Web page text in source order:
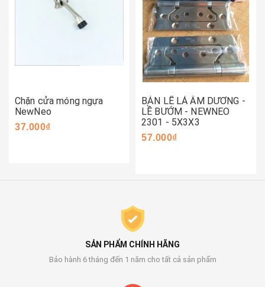
Chặn cửa móng ngựa
NewNeo
37.000₫
BẢN LỀ LÁ ÂM DƯƠNG -
LỀ BƯỚM - NEWNEO
2301 - 5X3X3
57.000₫
SẢN PHẨM CHÍNH HÃNG
Bảo hành 6 tháng đến 1 năm cho tất cả sản phẩm